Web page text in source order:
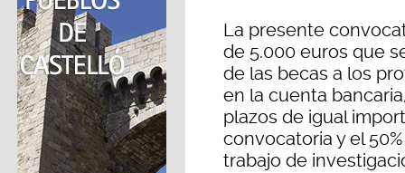
La presente
de 5.000 euros que
de las becas a los
en la cuenta
plazos de igual
convocatoria y el
trabajo de